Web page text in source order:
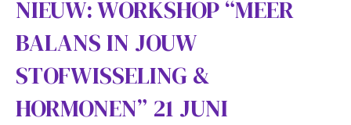
NIEUW: WORKSHOP “MEER
BALANS IN JOUW
STOFWISSELING &
HORMONEN” 21 JUNI